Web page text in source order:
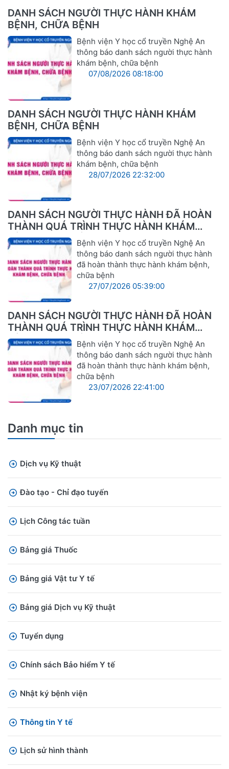
DANH SÁCH NGƯỜI THỰC HÀNH KHÁM
BỆNH, CHỮA BỆNH
Bệnh viện Y học cổ truyền Nghệ An
thông báo danh sách người thực hành
khám bệnh, chữa bệnh
07/08/2026 08:18:00
DANH SÁCH NGƯỜI THỰC HÀNH KHÁM
BỆNH, CHỮA BỆNH
Bệnh viện Y học cổ truyền Nghệ An
thông báo danh sách người thực hành
khám bệnh, chữa bệnh
28/07/2026 22:32:00
DANH SÁCH NGƯỜI THỰC HÀNH ĐÃ HOÀN
THÀNH QUÁ TRÌNH THỰC HÀNH KHÁM
BỆNH, CHỮA BỆNHBệnh viện Y học cổ truyền Nghệ An
thông báo danh sách người thực hành
đã hoàn thành thực hành khám bệnh,
chữa bệnh
27/07/2026 05:39:00
DANH SÁCH NGƯỜI THỰC HÀNH ĐÃ HOÀN
THÀNH QUÁ TRÌNH THỰC HÀNH KHÁM
BỆNH, CHỮA BỆNHBệnh viện Y học cổ truyền Nghệ An
thông báo danh sách người thực hành
đã hoàn thành thực hành khám bệnh,
chữa bệnh
23/07/2026 22:41:00
Danh mục tin
Dịch vụ Kỹ thuật
Đào tạo - Chỉ đạo tuyến
Lịch Công tác tuần
Bảng giá Thuốc
Bảng giá Vật tư Y tế
Bảng giá Dịch vụ Kỹ thuật
Tuyển dụng
Chính sách Bảo hiểm Y tế
Nhật ký bệnh viện
Thông tin Y tế
Lịch sử hình thành